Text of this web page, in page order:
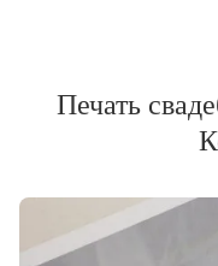
Печать